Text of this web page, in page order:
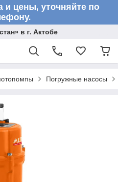
и цены, уточняйте по
в г. Актобе
Погружные насосы